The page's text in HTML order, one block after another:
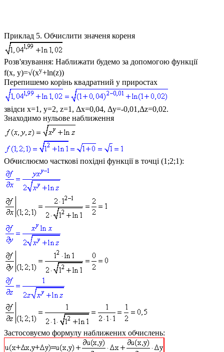
Приклад 5. Обчислити значеня кореня
Розв'язування: Наближати будемо за допомогою функції
f(x, y)=√(xy+ln(z))
Перепишемо корінь квадратний у приростах
звідси x=1, y=2, z=1, Δx=0,04, Δy=-0,01,Δz=0,02.
Знаходимо нульове наближення
Обчислюємо часткові похідні функції в точці (1;2;1):
Застосовуємо формулу наближених обчислень: